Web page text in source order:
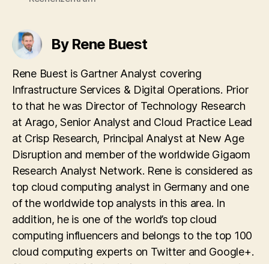
By Rene Buest
Rene Buest is Gartner Analyst covering
Infrastructure Services & Digital Operations. Prior
to that he was Director of Technology Research
at Arago, Senior Analyst and Cloud Practice Lead
at Crisp Research, Principal Analyst at New Age
Disruption and member of the worldwide Gigaom
Research Analyst Network. Rene is considered as
top cloud computing analyst in Germany and one
of the worldwide top analysts in this area. In
addition, he is one of the world’s top cloud
computing influencers and belongs to the top 100
cloud computing experts on Twitter and Google+.